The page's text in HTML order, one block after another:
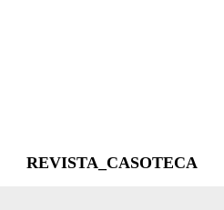
REVISTA_CASOTECA